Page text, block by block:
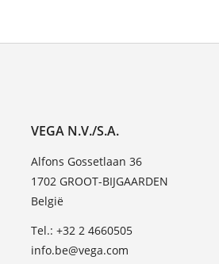
VEGA N.V./S.A.
Alfons Gossetlaan 36
1702 GROOT-BIJGAARDEN
België
Tel.: +32 2 4660505
info.be@vega.com